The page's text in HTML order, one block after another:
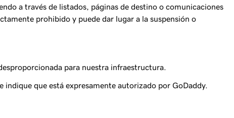
a través de listados, páginas de destino o comunicaciones
prohibido y puede dar lugar a la suspensión o
para nuestra infraestructura.
que está expresamente autorizado por GoDaddy.